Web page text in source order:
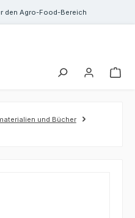
den Agro-Food-Bereich
und Bücher